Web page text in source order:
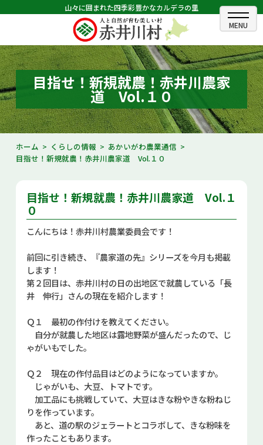
山々に囲まれた四季彩豊かなカルデラの里
ホーム
むらのできごと
むらのプロフィール
くらしの情報
村長室
ふるさと納税
観光・イベント情報
お問い合せ
目指せ！新規就農！赤井川農家
道 Vol.１０
ホーム くらしの情報
あかいがわ農業通信
目指せ！新規就農！赤井川農家道 Vol.１０
目指せ！新規就農！赤井川農家道 Vol.１
０
こんにちは！赤井川村農業委員会です！
前回に引き続き、『農家道の先』シリーズを今月も掲載
します！
第２回目は、赤井川村の日の出地区で就農している「長
井 伸行」さんの現在を紹介します！
Ｑ１ 最初の作付けを教えてください。
自分が就農した地区は露地野菜が盛んだったので、じ
ゃがいもでした。
Ｑ２ 現在の作付品目はどのようになっていますか。
じゃがいも、大豆、トマトです。
加工品にも挑戦していて、大豆はきな粉やきな粉ねじ
りを作っています。
あと、道の駅のジェラートとコラボして、きな粉味を
作ったこともあります。